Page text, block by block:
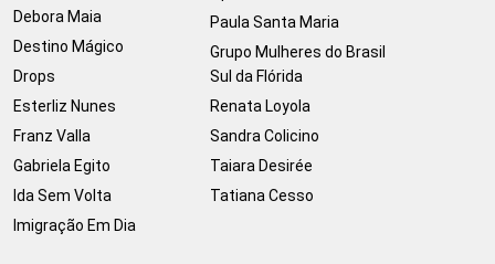
Debora Maia
Destino Mágico
Drops
Esterliz Nunes
Franz Valla
Gabriela Egito
Ida Sem Volta
Imigração Em Dia
Paula Santa Maria
Grupo Mulheres do Brasil
Sul da Flórida
Renata Loyola
Sandra Colicino
Taiara Desirée
Tatiana Cesso